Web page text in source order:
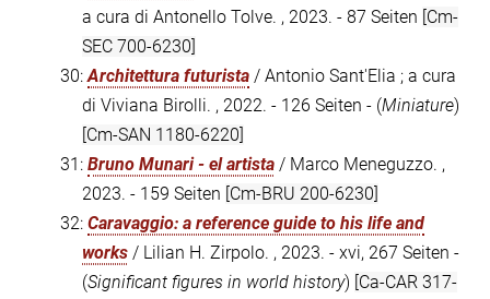
a cura di Antonello Tolve. , 2023. - 87 Seiten [Cm-
SEC 700-6230]
30:Architettura futurista / Antonio Sant'Elia ; a cura
di Viviana Birolli. , 2022. - 126 Seiten - (Miniature)
[Cm-SAN 1180-6220]
31: Bruno Munari - el artista / Marco Meneguzzo. ,
2023. - 159 Seiten [Cm-BRU 200-6230]
32: Caravaggio: a reference guide to his life and
works / Lilian H. Zirpolo. , 2023. - xvi, 267 Seiten -
(Significant figures in world history) [Ca-CAR 317-